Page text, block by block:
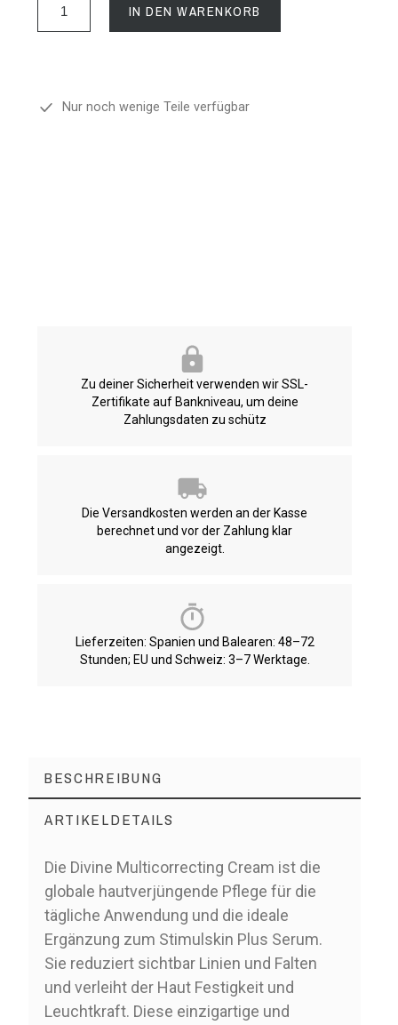
IN DEN WARENKORB
Nur noch wenige Teile verfügbar
Zu deiner Sicherheit verwenden wir SSL-
Zertifikate auf Bankniveau, um deine
Zahlungsdaten zu schütz
Die Versandkosten werden an der Kasse
berechnet und vor der Zahlung klar
angezeigt.
Lieferzeiten: Spanien und Balearen: 48–72
Stunden; EU und Schweiz: 3–7 Werktage.
BESCHREIBUNG
ARTIKELDETAILS
Die Divine Multicorrecting Cream ist die
globale hautverjüngende Pflege für die
tägliche Anwendung und die ideale
Ergänzung zum Stimulskin Plus Serum.
Sie reduziert sichtbar Linien und Falten
und verleiht der Haut Festigkeit und
Leuchtkraft. Diese einzigartige und